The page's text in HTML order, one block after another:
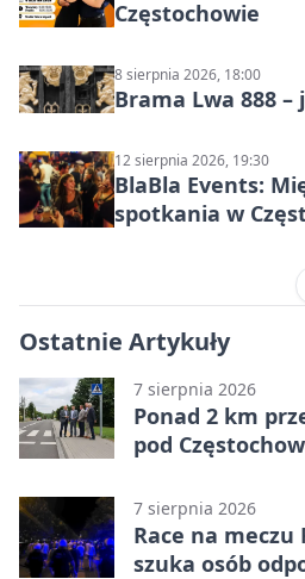
Częstochowie
8 sierpnia 2026, 18:00
Brama Lwa 888
12 sierpnia 2026, 19:30
BlaBla Events:
spotkania w
Ostatnie Artykuły
7 sierpnia 2026
Ponad 2 km
pod
7 sierpnia 2026
Race na meczu
szuka osób